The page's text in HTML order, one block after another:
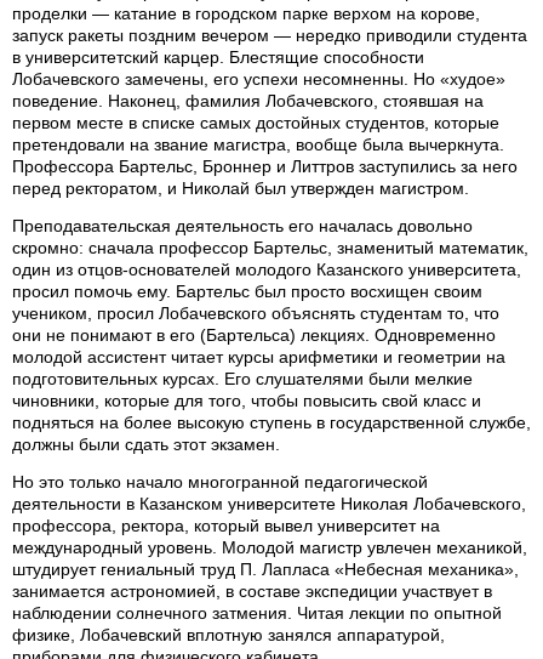
проделки — катание в городском парке верхом на корове,
запуск ракеты поздним вечером — нередко приводили студента
в университетский карцер. Блестящие способности
Лобачевского замечены, его успехи несомненны. Но «худое»
поведение. Наконец, фамилия Лобачевского, стоявшая на
первом месте в списке самых достойных студентов, которые
претендовали на звание магистра, вообще была вычеркнута.
Профессора Бартельс, Броннер и Литтров заступились за него
перед ректоратом, и Николай был утвержден магистром.
Преподавательская деятельность его началась довольно
скромно: сначала профессор Бартельс, знаменитый математик,
один из отцов-основателей молодого Казанского университета,
просил помочь ему. Бартельс был просто восхищен своим
учеником, просил Лобачевского объяснять студентам то, что
они не понимают в его (Бартельса) лекциях. Одновременно
молодой ассистент читает курсы арифметики и геометрии на
подготовительных курсах. Его слушателями были мелкие
чиновники, которые для того, чтобы повысить свой класс и
подняться на более высокую ступень в государственной службе,
должны были сдать этот экзамен.
Но это только начало многогранной педагогической
деятельности в Казанском университете Николая Лобачевского,
профессора, ректора, который вывел университет на
международный уровень. Молодой магистр увлечен механикой,
штудирует гениальный труд П. Лапласа «Небесная механика»,
занимается астрономией, в составе экспедиции участвует в
наблюдении солнечного затмения. Читая лекции по опытной
физике, Лобачевский вплотную занялся аппаратурой,